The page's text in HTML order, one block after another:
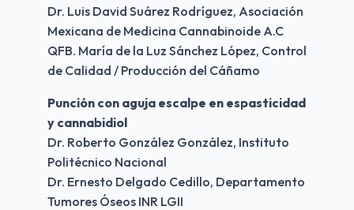
Dr. Luis David Suárez Rodríguez, Asociación
Mexicana de Medicina Cannabinoide A.C
QFB. María de la Luz Sánchez López, Control
de Calidad / Producción del Cáñamo
Punción con aguja escalpe en espasticidad
y cannabidiol
Dr. Roberto González González, Instituto
Politécnico Nacional
Dr. Ernesto Delgado Cedillo, Departamento
Tumores Óseos INR LGII